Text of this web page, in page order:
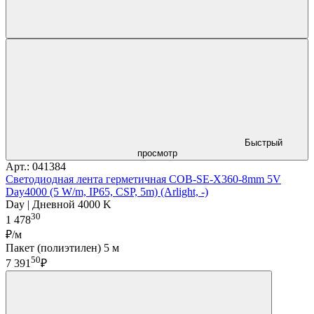
Быстрый
просмотр
Арт.: 041384
Светодиодная лента герметичная COB-SE-X360-8mm 5V
Day4000 (5 W/m, IP65, CSP, 5m) (Arlight, -)
Day | Дневной 4000 K
1 47830
₽/м
Пакет (полиэтилен) 5 м
7 391 50₽